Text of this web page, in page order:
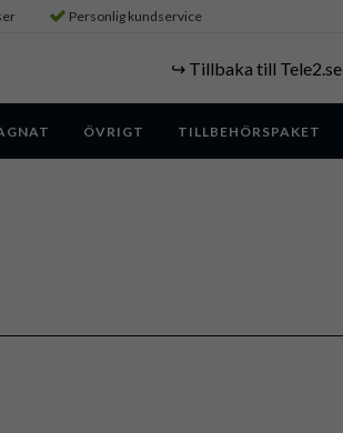
Personlig kundservice
↪️ Tillbaka till Tele2.se
ÖVRIGT TILLBEHÖRSPAKET